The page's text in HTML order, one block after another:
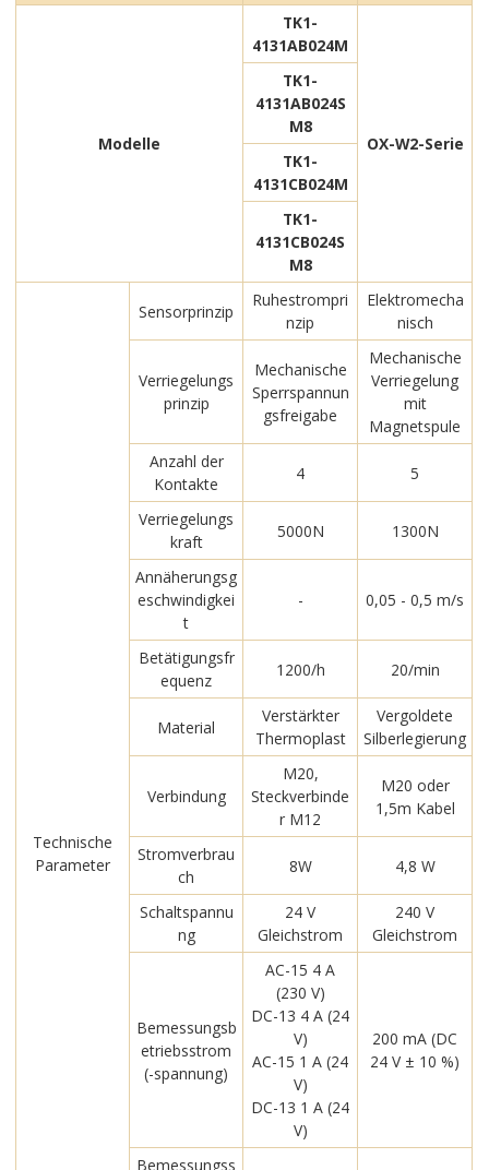
Modelle
TK1-
4131AB024M
OX-W2-Serie
TK1-
4131AB024S
M8
TK1-
4131CB024M
TK1-
4131CB024S
M8
Technische
Parameter
Sensorprinzip
Ruhestrompri
nzip
Elektromecha
nisch
Verriegelungs
prinzip
Mechanische
Sperrspannun
gsfreigabe
Mechanische
Verriegelung
mit
Magnetspule
Anzahl der
Kontakte
4 5
Verriegelungs
kraft
5000N 1300N
Annäherungsg
eschwindigkei
t
- 0,05 - 0,5 m/s
Betätigungsfr
equenz
1200/h 20/min
Material
Verstärkter
Thermoplast
Vergoldete
Silberlegierung
Verbindung
M20,
Steckverbinde
r M12
M20 oder
1,5m Kabel
Stromverbrau
ch
8W 4,8 W
Schaltspannu
ng
24 V
Gleichstrom
240 V
Gleichstrom
Bemessungsb
etriebsstrom
(-spannung)
AC-15 4 A
(230 V)
DC-13 4 A (24
V)
AC-15 1 A (24
V)
DC-13 1 A (24
V)
200 mA (DC
24 V ± 10 %)
Bemessungss